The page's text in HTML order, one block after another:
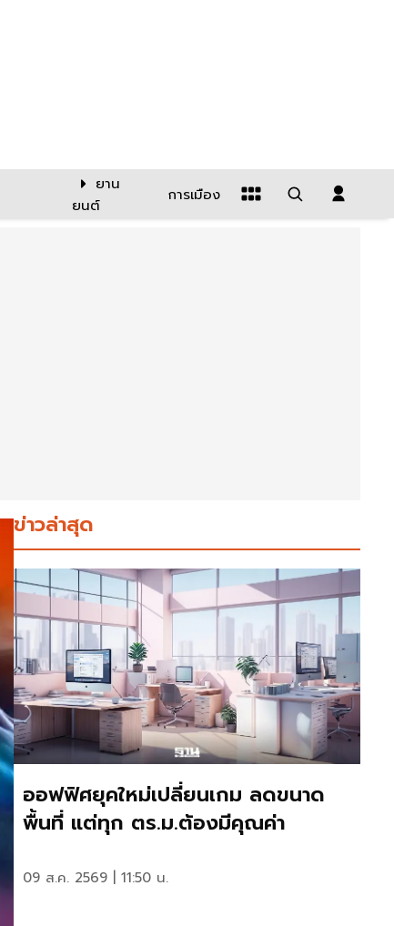
ยาน
ยนต์
การเมือง
ข่าวล่าสุด
ออฟฟิศยุคใหม่เปลี่ยนเกม ลดขนาด
พื้นที่ แต่ทุก ตร.ม.ต้องมีคุณค่า
09 ส.ค. 2569 | 11:50 น.